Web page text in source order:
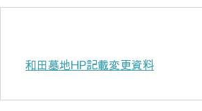
和田墓地HP記載変更資料